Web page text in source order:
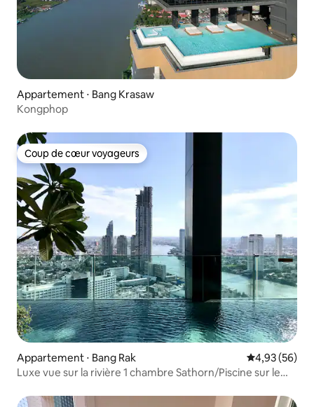
Appartement ⋅ Bang Krasaw
Kongphop
Coup de cœur voyageurs
Coup de cœur voyageurs
Appartement ⋅ Bang Rak Évaluation
4,93 (56)
Luxe vue sur la rivière 1 chambre Sathorn/Piscine sur le